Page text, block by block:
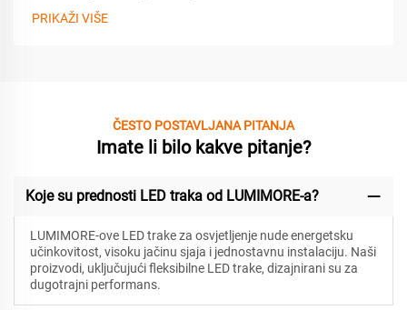
PRIKAŽI VIŠE
ČESTO POSTAVLJANA PITANJA
Imate li bilo kakve pitanje?
Koje su prednosti LED traka od LUMIMORE-a?
LUMIMORE-ove LED trake za osvjetljenje nude energetsku
učinkovitost, visoku jačinu sjaja i jednostavnu instalaciju. Naši
proizvodi, uključujući fleksibilne LED trake, dizajnirani su za
dugotrajni performans.